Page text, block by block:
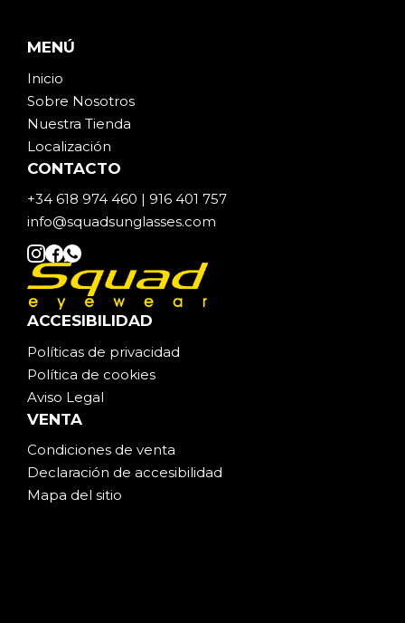
MENÚ
Inicio
Sobre Nosotros
Nuestra Tienda
Localización
CONTACTO
+34 618 974 460 | 916 401 757
info@squadsunglasses.com
ACCESIBILIDAD
Políticas de privacidad
Política de cookies
Aviso Legal
VENTA
Condiciones de venta
Declaración de accesibilidad
Mapa del sitio